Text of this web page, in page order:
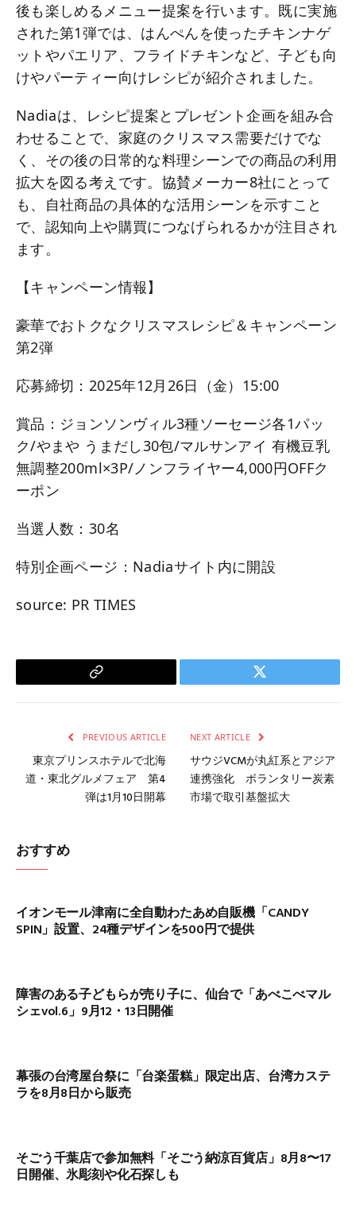
後も楽しめるメニュー提案を行います。既に実施
された第1弾では、はんぺんを使ったチキンナゲ
ットやパエリア、フライドチキンなど、子ども向
けやパーティー向けレシピが紹介されました。
Nadiaは、レシピ提案とプレゼント企画を組み合
わせることで、家庭のクリスマス需要だけでな
く、その後の日常的な料理シーンでの商品の利用
拡大を図る考えです。協賛メーカー8社にとって
も、自社商品の具体的な活用シーンを示すこと
で、認知向上や購買につなげられるかが注目され
ます。
【キャンペーン情報】
豪華でおトクなクリスマスレシピ＆キャンペーン
第2弾
応募締切：2025年12月26日（金）15:00
賞品：ジョンソンヴィル3種ソーセージ各1パッ
ク/やまや うまだし30包/マルサンアイ 有機豆乳
無調整200ml×3P/ノンフライヤー4,000円OFFク
ーポン
当選人数：30名
特別企画ページ：Nadiaサイト内に開設
source: PR TIMES
Copy
Twitter
PREVIOUS ARTICLE
東京プリンスホテルで北海
道・東北グルメフェア 第4
弾は1月10日開幕
NEXT ARTICLE
サウジVCMが丸紅系とアジア
連携強化 ボランタリー炭素
市場で取引基盤拡大
おすすめ
イオンモール津南に全自動わたあめ自販機「CANDY
SPIN」設置、24種デザインを500円で提供
障害のある子どもらが売り子に、仙台で「あべこべマル
シェvol.6」9月12・13日開催
幕張の台湾屋台祭に「台楽蛋糕」限定出店、台湾カステ
ラを8月8日から販売
そごう千葉店で参加無料「そごう納涼百貨店」8月8〜17
日開催、氷彫刻や化石探しも